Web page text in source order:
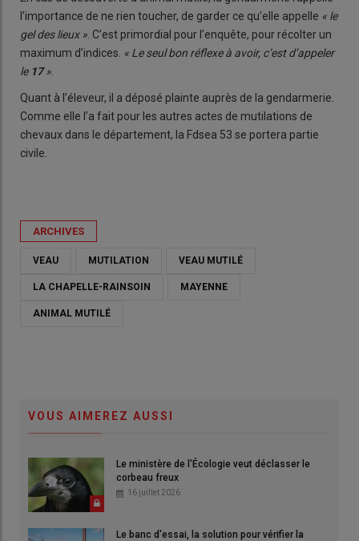
l’importance de ne rien toucher, de garder ce qu’elle appelle « le
gel des lieux » . C’est primordial pour l’enquête, pour récolter un
maximum d’indices. « Le seul bon réflexe à avoir, c’est d’appeler
le 17»
Quant à l’éleveur, il a déposé plainte auprès de la gendarmerie.
Comme elle l’a fait pour les autres actes de mutilations de
chevaux dans le département, la Fdsea 53 se portera partie
civile.
ARCHIVES
VEAU MUTILATION VEAU MUTILÉ
LA CHAPELLE-RAINSOIN MAYENNE
ANIMAL MUTILÉ
VOUS AIMEREZ AUSSI
Le ministère de l'Écologie veut déclasser le
corbeau freux
16 juillet 2026
Le banc d'essai, la solution pour vérifier la